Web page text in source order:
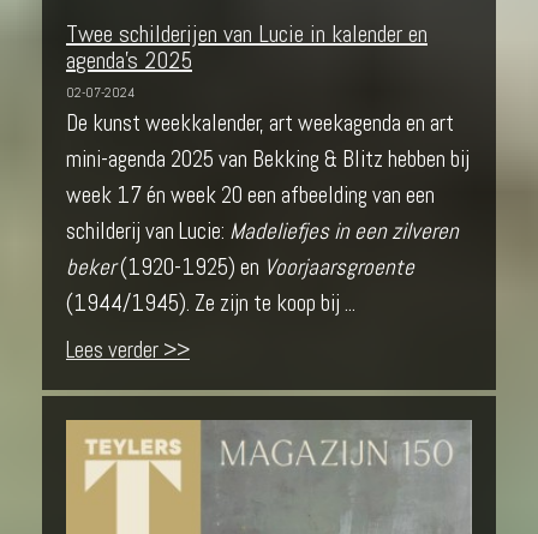
Twee schilderijen van Lucie in kalender en
agenda's 2025
02-07-2024
De kunst weekkalender, art weekagenda en art
mini-agenda 2025 van Bekking & Blitz hebben bij
week 17 én week 20 een afbeelding van een
schilderij van Lucie: Madeliefjes in een zilveren
beker(1920-1925) en Voorjaarsgroente
(1944/1945). Ze zijn te koop bij ...
Lees verder >>